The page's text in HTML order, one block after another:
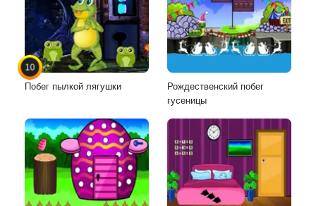
10
Побег пылкой лягушки
Рождественский побег
гусеницы